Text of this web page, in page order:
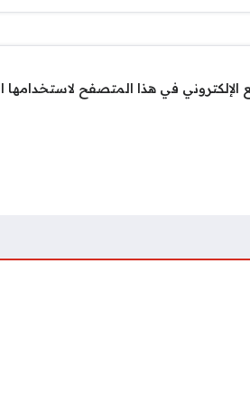
الإلكتروني في هذا المتصفح لاستخدامها